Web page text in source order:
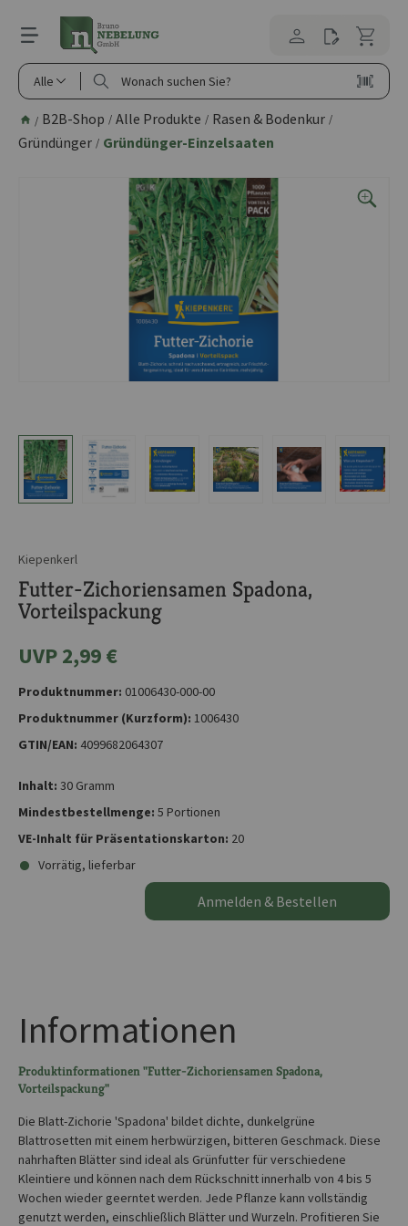
springen
Alle
/ B2B-Shop / Alle Produkte / Rasen & Bodenkur /
Gründünger / Gründünger-Einzelsaaten
Kiepenkerl
Futter-Zichoriensamen Spadona,
Vorteilspackung
UVP 2,99 €
Produktnummer: 01006430-000-00
Produktnummer (Kurzform): 1006430
GTIN/EAN: 4099682064307
Inhalt: 30 Gramm
Mindestbestellmenge: 5 Portionen
VE-Inhalt für Präsentationskarton: 20
Vorrätig, lieferbar
Anmelden & Bestellen
Informationen
Produktinformationen "Futter-Zichoriensamen Spadona,
Vorteilspackung"
Die Blatt-Zichorie 'Spadona' bildet dichte, dunkelgrüne
Blattrosetten mit einem herbwürzigen, bitteren Geschmack. Diese
nahrhaften Blätter sind ideal als Grünfutter für verschiedene
Kleintiere und können nach dem Rückschnitt innerhalb von 4 bis 5
Wochen wieder geerntet werden. Jede Pflanze kann vollständig
genutzt werden, einschließlich Blätter und Wurzeln. Profitieren Sie